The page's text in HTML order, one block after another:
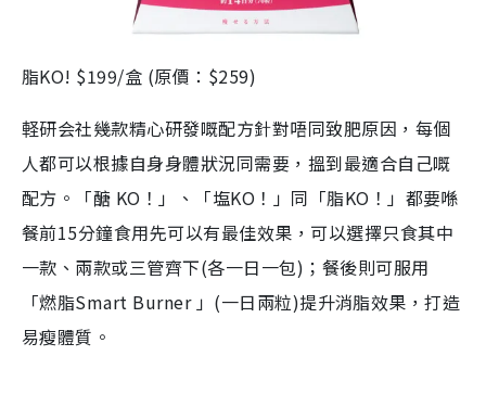
脂KO! $199/盒 (原價：$259)
軽研会社幾款精心研發嘅配方針對唔同致肥原因，每個
人都可以根據自身身體狀況同需要，搵到最適合自己嘅
配方。「醣 KO！」、「塩KO！」同「脂KO！」都要喺
餐前15分鐘食用先可以有最佳效果，可以選擇只食其中
一款、兩款或三管齊下(各一日一包)；餐後則可服用
「燃脂Smart Burner 」(一日兩粒)提升消脂效果，打造
易瘦體質。